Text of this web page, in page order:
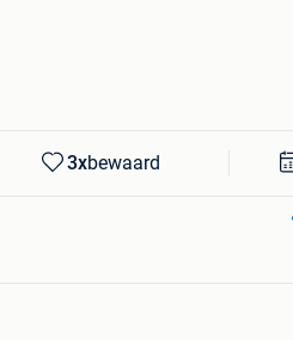
3xbewaard